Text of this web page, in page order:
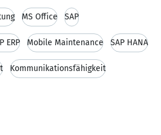
MS Office SAP
ERP Mobile Maintenance SAP HANA
Kommunikationsfähigkeit